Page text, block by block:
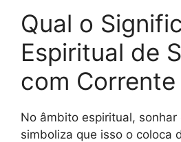
Qual o
Espiritual de
com Corrente
No âmbito espiritual, sonhar
simboliza que isso o coloca